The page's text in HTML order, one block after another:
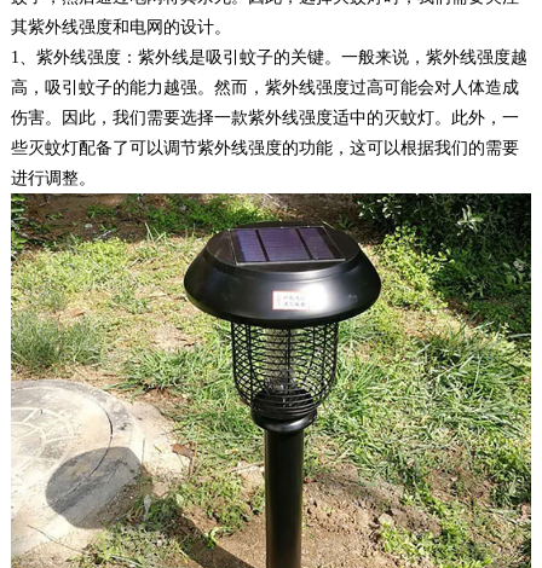
其紫外线强度和电网的设计。
1、紫外线强度：紫外线是吸引蚊子的关键。一般来说，紫外线强度越
高，吸引蚊子的能力越强。然而，紫外线强度过高可能会对人体造成
伤害。因此，我们需要选择一款紫外线强度适中的灭蚊灯。此外，一
些灭蚊灯配备了可以调节紫外线强度的功能，这可以根据我们的需要
进行调整。